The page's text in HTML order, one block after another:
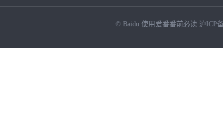
© Baidu 使用爱番番前必读 沪ICP